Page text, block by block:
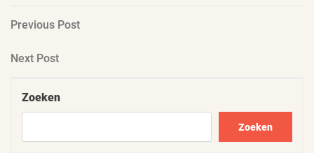
Berichtnavigatie
Previous
Previous Post
Next
Next Post
Zoeken
Zoeken